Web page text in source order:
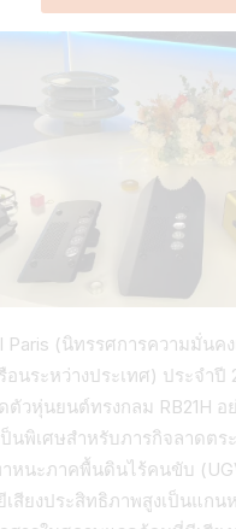
Paris (นิทรรศการความมั่นค
อนระหว่างประเทศ) ประจำปี
ตัวหุ่นยนต์ทรงกลม RB21H อ
นพิเศษสำหรับภารกิจลาดตระ
าหนะภาคพื้นดินไร้คนขับ
เสียงประสิทธิภาพสูงเป็นแก